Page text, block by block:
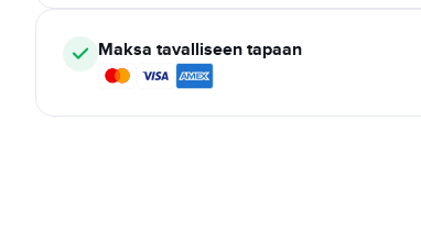
Maksa tavalliseen tapaan